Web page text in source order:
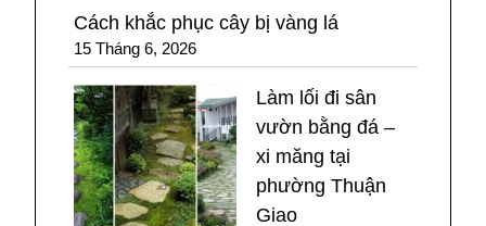
Cách khắc phục cây bị vàng lá
15 Tháng 6, 2026
Làm lối đi sân
vườn bằng đá –
xi măng tại
phường Thuận
Giao